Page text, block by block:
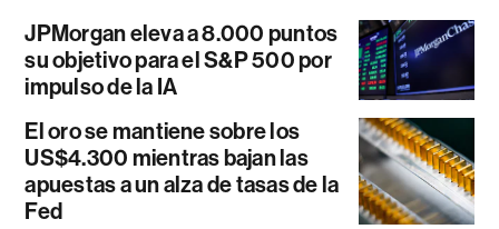
JPMorgan eleva a 8.000 puntos
su objetivo para el S&P 500 por
impulso de la IA
El oro se mantiene sobre los
US$4.300 mientras bajan las
apuestas a un alza de tasas de la
Fed